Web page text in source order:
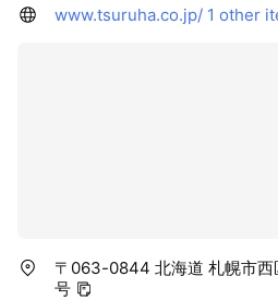
www.tsuruha.co.jp/ 1 other
〒063-0844 北海道 札幌市西
号